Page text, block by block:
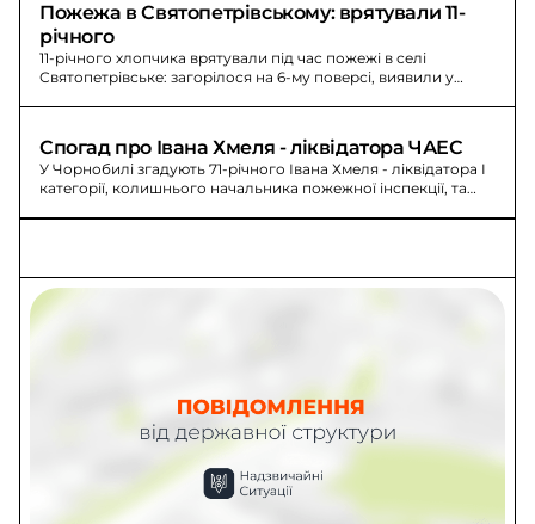
Пожежа в Святопетрівському: врятували 11-
річного
11-річного хлопчика врятували під час пожежі в селі
Святопетрівське: загорілося на 6-му поверсі, виявили у
Спогад про Івана Хмеля - ліквідатора ЧАЕС
У Чорнобилі згадують 71-річного Івана Хмеля - ліквідатора I
категорії, колишнього начальника пожежної інспекції, та